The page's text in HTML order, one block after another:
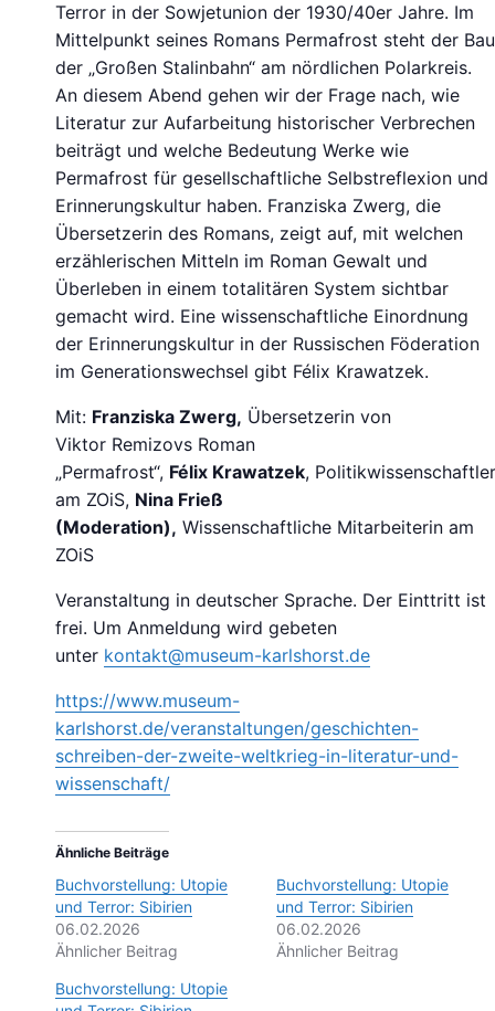
Terror in der Sowjetunion der 1930/40er Jahre. Im
Mittelpunkt seines Romans Permafrost steht der Bau
der „Großen Stalinbahn“ am nördlichen Polarkreis.
An diesem Abend gehen wir der Frage nach, wie
Literatur zur Aufarbeitung historischer Verbrechen
beiträgt und welche Bedeutung Werke wie
Permafrost für gesellschaftliche Selbstreflexion und
Erinnerungskultur haben. Franziska Zwerg, die
Übersetzerin des Romans, zeigt auf, mit welchen
erzählerischen Mitteln im Roman Gewalt und
Überleben in einem totalitären System sichtbar
gemacht wird. Eine wissenschaftliche Einordnung
der Erinnerungskultur in der Russischen Föderation
im Generationswechsel gibt Félix Krawatzek.
Mit: Franziska Zwerg, Übersetzerin von
Viktor Remizovs Roman
„Permafrost“, Félix Krawatzek, Politikwissenschaftler
am ZOiS, Nina Frieß
(Moderation), Wissenschaftliche Mitarbeiterin am
ZOiS
Veranstaltung in deutscher Sprache. Der Einttritt ist
frei. Um Anmeldung wird gebeten
unter kontakt@museum-karlshorst.de
https://www.museum-
karlshorst.de/veranstaltungen/geschichten-
schreiben-der-zweite-weltkrieg-in-literatur-und-
wissenschaft/
Ähnliche Beiträge
Buchvorstellung: Utopie
und Terror: Sibirien
06.02.2026
Ähnlicher Beitrag
Buchvorstellung: Utopie
und Terror: Sibirien
06.02.2026
Ähnlicher Beitrag
Buchvorstellung: Utopie